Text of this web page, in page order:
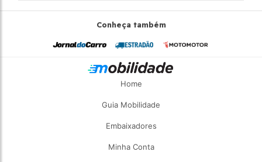
Conheça também
Home
Guia Mobilidade
Embaixadores
Minha Conta